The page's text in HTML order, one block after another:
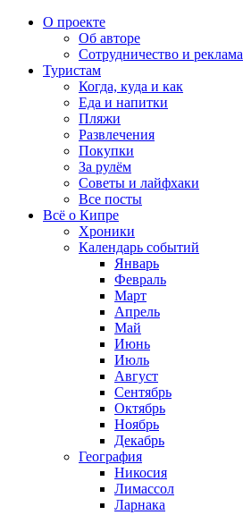
О проекте
Об авторе
Сотрудничество и реклама
Туристам
Когда, куда и как
Еда и напитки
Пляжи
Развлечения
Покупки
За рулём
Советы и лайфхаки
Все посты
Всё о Кипре
Хроники
Календарь событий
Январь
Февраль
Март
Апрель
Май
Июнь
Июль
Август
Сентябрь
Октябрь
Ноябрь
Декабрь
География
Никосия
Лимассол
Ларнака